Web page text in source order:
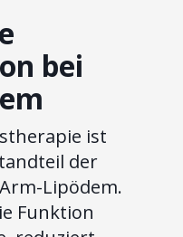
bei
ist
der
Lipödem.
Funktion